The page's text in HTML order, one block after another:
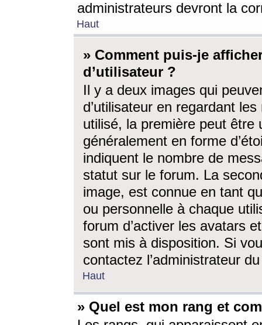
administrateurs devront la
Haut
» Comment puis-je
d’utilisateur ?
Il y a deux images qui
d’utilisateur en regardant
utilisé, la première peut être
généralement en forme
indiquent le nombre de
statut sur le forum. La
image, est connue en tant
ou personnelle à chaque
forum d’activer les avatars
sont mis à disposition. Si
contactez l’administrateur
Haut
» Quel est mon rang et